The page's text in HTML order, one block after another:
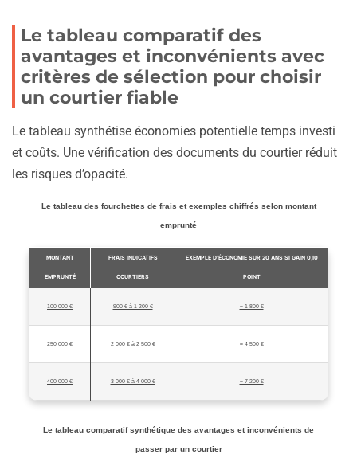
Le tableau comparatif des
avantages et inconvénients avec
critères de sélection pour choisir
un courtier fiable
Le tableau synthétise économies potentielle temps investi
et coûts. Une vérification des documents du courtier réduit
les risques d’opacité.
Le tableau des fourchettes de frais et exemples chiffrés selon montant
emprunté
MONTANT
EMPRUNTÉ
FRAIS INDICATIFS
COURTIERS
EXEMPLE D’ÉCONOMIE SUR 20 ANS SI GAIN 0,10
POINT
100 000 € 900 € à 1 200 € ≈ 1 800 €
250 000 € 2 000 € à 2 500 € ≈ 4 500 €
400 000 € 3 000 € à 4 000 € ≈ 7 200 €
Le tableau comparatif synthétique des avantages et inconvénients de
passer par un courtier